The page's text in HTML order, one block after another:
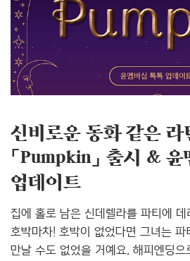
하는 전용서체는 특히 더 그렇죠. 「던
비트비트체 v2」를 개발한 이예형 서
서체를 연단하는 동시에 서체 디자이
연단하는 시간을 보냈습니다. 던전앤
개발한 이예형 서체 디자이너와의 인
신비로운 동화 같은
「Pumpkin」 출시 &
업데이트
집에 홀로 남은 신데렐라를 파티에 데
호박마차! 호박이 없었다면 그녀는
만날 수도 없었을 거예요. 해피엔딩